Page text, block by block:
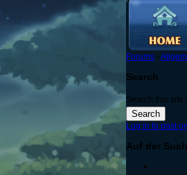
Forums ›
Search
Search this site:
Log in to post
Auf der